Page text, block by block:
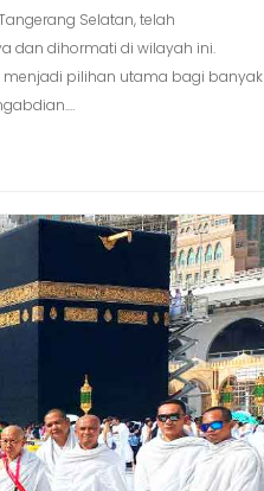
Selatan, telah
dan dihormati di wilayah ini.
menjadi pilihan utama bagi banyak